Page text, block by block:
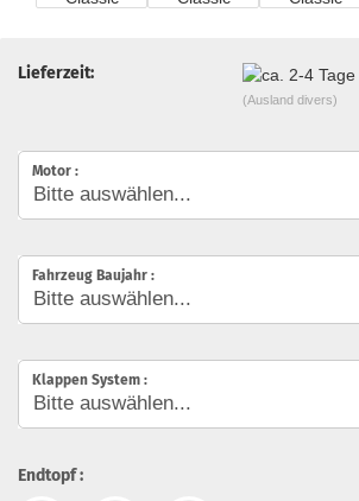
Lieferzeit:
(Ausland divers)
Motor :
Fahrzeug Baujahr :
Klappen System :
Endtopf :